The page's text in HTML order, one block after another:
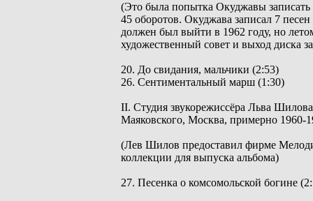
(Это была попытка Окуджавы
45 оборотов. Окуджава записал 7
должен был выйти в 1962 году, но
художественный совет и выход диска
20. До свидания, мальчики (2:53)
26. Сентиментальный марш (1:30)
II. Студия звукорежиссёра Льва
Маяковского, Москва, примерно 1960-
(Лев Шилов предоставил фирме
коллекции для выпуска альбома)
27. Песенка о комсомольской богине